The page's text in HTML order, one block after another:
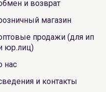
и возврат
магазин
продажи (для ип
юр.лиц)
нас
и контакты